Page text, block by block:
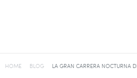
HOME BLOG LA GRAN CARRERA NOCTURNA